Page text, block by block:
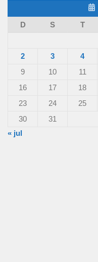
D
S T
2
3 4
9
10 11
16
17 18
23
24 25
30
31
« jul